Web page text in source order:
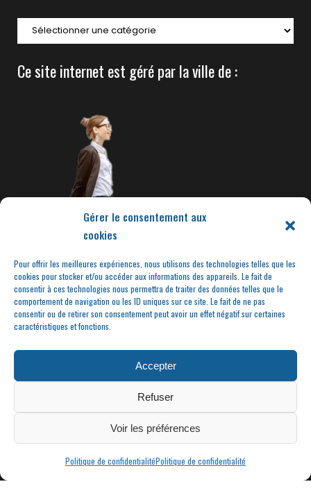
Gérer le consentement aux
cookies
Pour offrir les meilleures expériences, nous utilisons des technologies telles que les
cookies pour stocker et/ou accéder aux informations des appareils. Le fait de
consentir à ces technologies nous permettra de traiter des données telles que le
comportement de navigation ou les ID uniques sur ce site. Le fait de ne pas
consentir ou de retirer son consentement peut avoir un effet négatif sur certaines
caractéristiques et fonctions.
Accepter
Refuser
Voir les préférences
Politique de confidentialitéPolitique de confidentialité
Tous
les
articles
Ce site internet est géré par la ville de :